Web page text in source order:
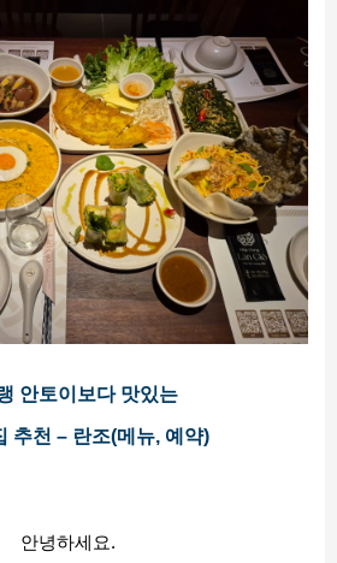
안토이보다 맛있는
추천 – 란조(메뉴, 예약)
안녕하세요.